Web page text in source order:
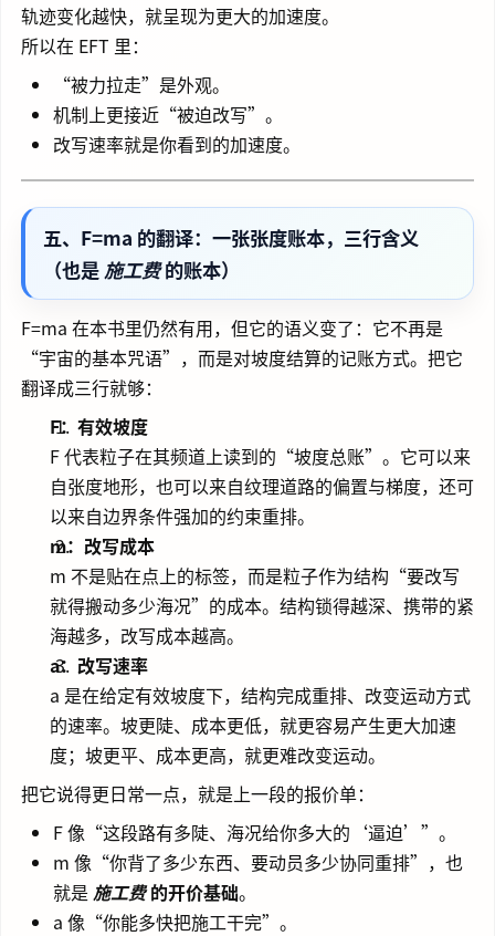
轨迹变化越快，就呈现为更大的加速度。
所以在 EFT 里：
“被力拉走”是外观。
机制上更接近“被迫改写”。
改写速率就是你看到的加速度。
五、F=ma 的翻译：一张张度账本，三行含义
（也是 施工费的账本）
F=ma 在本书里仍然有用，但它的语义变了：它不再是
“宇宙的基本咒语”，而是对坡度结算的记账方式。把它
翻译成三行就够：
F：有效坡度
F 代表粒子在其频道上读到的“坡度总账”。它可以来
自张度地形，也可以来自纹理道路的偏置与梯度，还可
以来自边界条件强加的约束重排。
m：改写成本
m 不是贴在点上的标签，而是粒子作为结构“要改写
就得搬动多少海况”的成本。结构锁得越深、携带的紧
海越多，改写成本越高。
a：改写速率
a 是在给定有效坡度下，结构完成重排、改变运动方式
的速率。坡更陡、成本更低，就更容易产生更大加速
度；坡更平、成本更高，就更难改变运动。
把它说得更日常一点，就是上一段的报价单：
F 像“这段路有多陡、海况给你多大的‘逼迫’”。
m 像“你背了多少东西、要动员多少协同重排”，也
就是施工费的开价基础。
a 像“你能多快把施工干完”。